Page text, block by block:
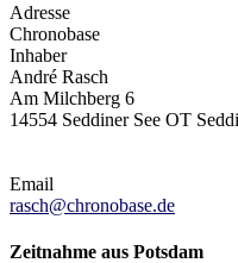
Adresse
Chronobase
Inhaber
André Rasch
Am Milchberg 6
14554 Seddiner See OT
Email
rasch@chronobase.de
Zeitnahme aus Potsdam